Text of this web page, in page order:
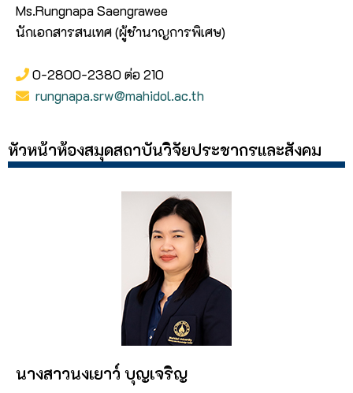
Ms.Rungnapa Saengrawee
นักเอกสารสนเทศ (ผู้ชำนาญการพิเศษ)
0-2800-2380 ต่อ 210
rungnapa.srw@mahidol.ac.th
หัวหน้าห้องสมุดสถาบันวิจัยประชากรและสังคม
นางสาวนงเยาว์ บุญเจริญ